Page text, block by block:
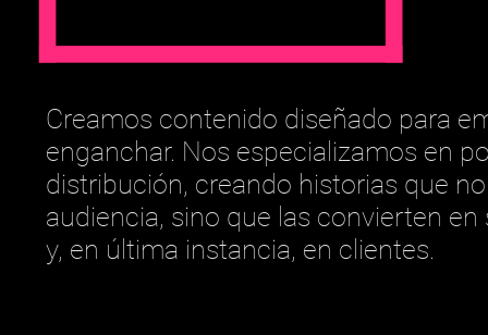
Creamos contenido diseñado para
enganchar. Nos especializamos en
distribución, creando historias que
audiencia, sino que las convierten
y, en última instancia, en clientes.